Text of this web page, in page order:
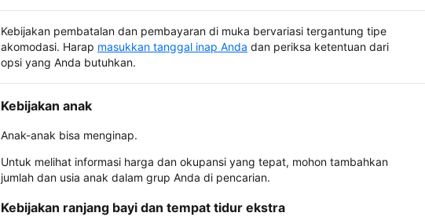
Kebijakan pembatalan dan pembayaran di muka bervariasi tergantung tipe
akomodasi. Harap masukkan tanggal inap Anda dan periksa ketentuan dari
opsi yang Anda butuhkan.
Kebijakan anak
Anak-anak bisa menginap.
Untuk melihat informasi harga dan okupansi yang tepat, mohon tambahkan
jumlah dan usia anak dalam grup Anda di pencarian.
Kebijakan ranjang bayi dan tempat tidur ekstra